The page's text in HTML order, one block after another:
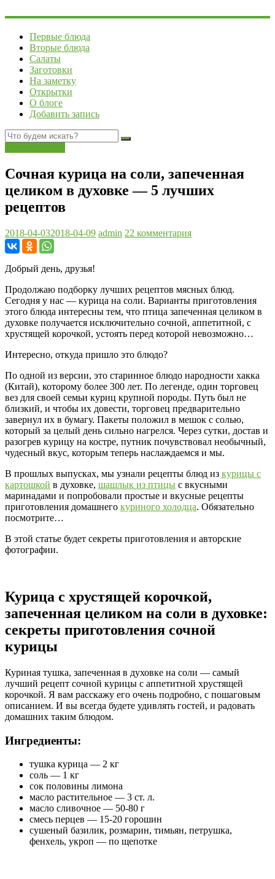
Первые блюда
Вторые блюда
Салаты
Заготовки
На заметку
Открытки
О блоге
Добавить запись
Сочная курица на соли, запеченная
целиком в духовке — 5 лучших
рецептов
2018-04-032018-04-09 admin 22 комментария
Добрый день, друзья!
Продолжаю подборку лучших рецептов мясных блюд.
Сегодня у нас — курица на соли. Варианты приготовления
этого блюда интересны тем, что птица запеченная целиком в
духовке получается исключительно сочной, аппетитной, с
хрустящей корочкой, устоять перед которой невозможно…
Интересно, откуда пришло это блюдо?
По одной из версии, это старинное блюдо народности хакка
(Китай), которому более 300 лет. По легенде, один торговец
вез для своей семьи куриц крупной породы. Путь был не
близкий, и чтобы их довести, торговец предварительно
завернул их в бумагу. Пакеты положил в мешок с солью,
который за целый день сильно нагрелся. Через сутки, достав и
разогрев курицу на костре, путник почувствовал необычный,
чудесный вкус, которым теперь наслаждаемся и мы.
В прошлых выпусках, мы узнали рецепты блюд из курицы с
картошкой в духовке, шашлык из птицы с вкусными
маринадами и попробовали простые и вкусные рецепты
приготовления домашнего куриного холодца. Обязательно
посмотрите…
В этой статье будет секреты приготовления и авторские
фотографии.
Курица с хрустящей корочкой,
запеченная целиком на соли в духовке:
секреты приготовления сочной
курицы
Куриная тушка, запеченная в духовке на соли — самый
лучший рецепт сочной курицы с аппетитной хрустящей
корочкой. Я вам расскажу его очень подробно, с пошаговым
описанием. И вы всегда будете удивлять гостей, и радовать
домашних таким блюдом.
Ингредиенты:
тушка курица — 2 кг
соль — 1 кг
сок половины лимона
масло растительное — 3 ст. л.
масло сливочное — 50-80 г
смесь перцев — 15-20 горошин
сушеный базилик, розмарин, тимьян, петрушка,
фенхель, укроп — по щепотке